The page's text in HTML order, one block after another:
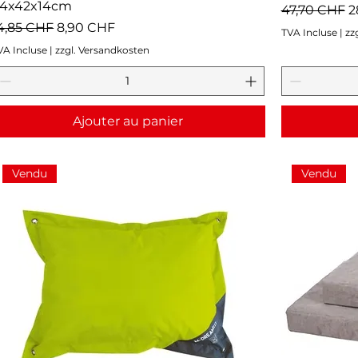
original
CHF Prix promotionnel
8,90 CHF
Incluse |zzgl. Versandkosten
Ajouter au panier
Prix original
47,70 CHF
TVA Incluse|
Vendu Vendu